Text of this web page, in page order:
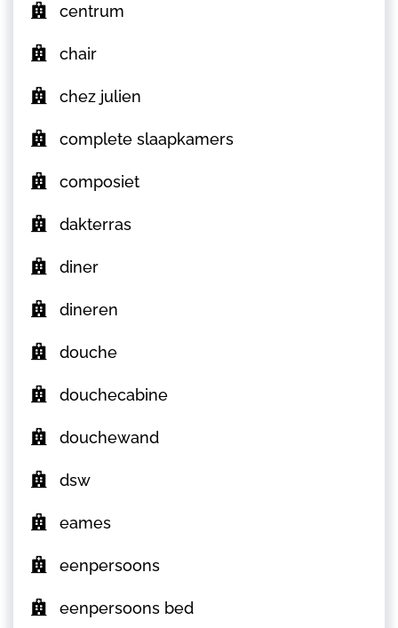
centrum
chair
chez julien
complete slaapkamers
composiet
dakterras
diner
dineren
douche
douchecabine
douchewand
dsw
eames
eenpersoons
eenpersoons bed